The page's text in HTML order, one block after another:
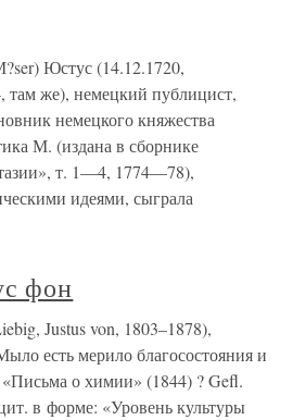
Юстус (14.12.1720,
же), немецкий публицист,
немецкого княжества
М. (издана в сборнике
т. 1—4, 1774—78),
идеями, сыграла
фон
Justus von, 1803–1878),
есть мерило благосостояния и
«Письма о химии» (1844) ? Gefl.
в форме: «Уровень культуры